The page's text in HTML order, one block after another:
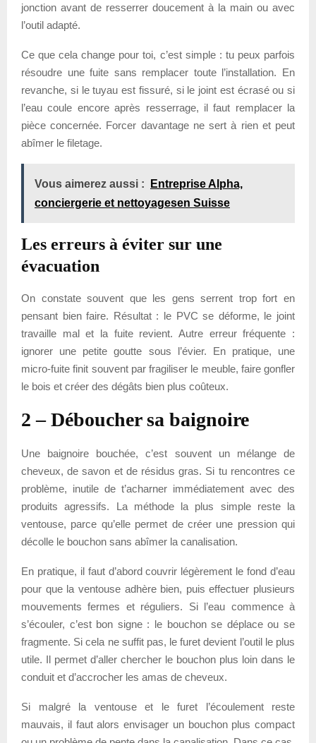
jonction avant de resserrer doucement à la main ou avec
l’outil adapté.
Ce que cela change pour toi, c’est simple : tu peux parfois
résoudre une fuite sans remplacer toute l’installation. En
revanche, si le tuyau est fissuré, si le joint est écrasé ou si
l’eau coule encore après resserrage, il faut remplacer la
pièce concernée. Forcer davantage ne sert à rien et peut
abîmer le filetage.
Vous aimerez aussi :
Entreprise Alpha,
conciergerie et nettoyagesen Suisse
Les erreurs à éviter sur une
évacuation
On constate souvent que les gens serrent trop fort en
pensant bien faire. Résultat : le PVC se déforme, le joint
travaille mal et la fuite revient. Autre erreur fréquente :
ignorer une petite goutte sous l’évier. En pratique, une
micro-fuite finit souvent par fragiliser le meuble, faire gonfler
le bois et créer des dégâts bien plus coûteux.
2 – Déboucher sa baignoire
Une baignoire bouchée, c’est souvent un mélange de
cheveux, de savon et de résidus gras. Si tu rencontres ce
problème, inutile de t’acharner immédiatement avec des
produits agressifs. La méthode la plus simple reste la
ventouse, parce qu’elle permet de créer une pression qui
décolle le bouchon sans abîmer la canalisation.
En pratique, il faut d’abord couvrir légèrement le fond d’eau
pour que la ventouse adhère bien, puis effectuer plusieurs
mouvements fermes et réguliers. Si l’eau commence à
s’écouler, c’est bon signe : le bouchon se déplace ou se
fragmente. Si cela ne suffit pas, le furet devient l’outil le plus
utile. Il permet d’aller chercher le bouchon plus loin dans le
conduit et d’accrocher les amas de cheveux.
Si malgré la ventouse et le furet l’écoulement reste
mauvais, il faut alors envisager un bouchon plus compact